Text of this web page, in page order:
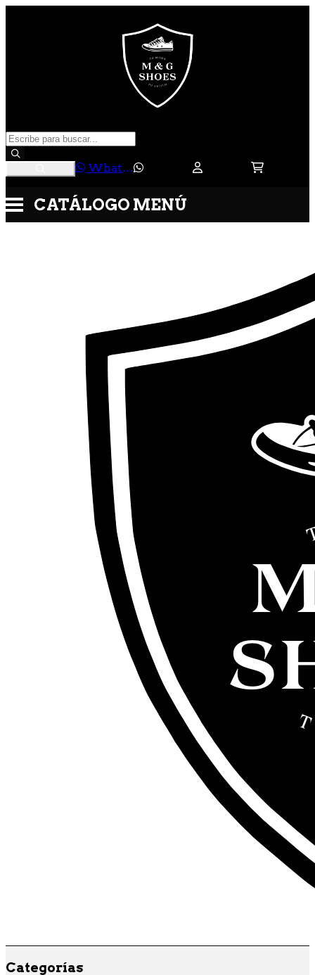
WhatsApp
CATÁLOGO MENÚ
Categorías